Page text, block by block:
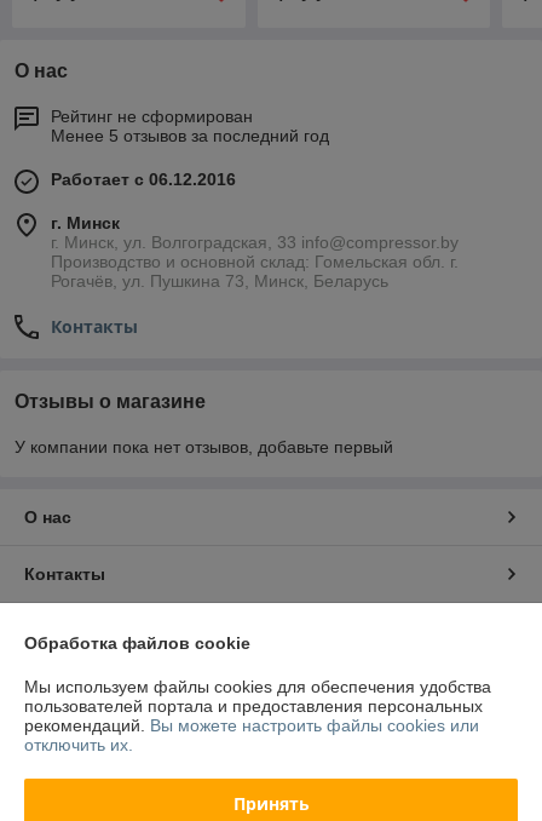
О нас
Рейтинг не сформирован
Менее 5 отзывов за последний год
Работает с 06.12.2016
г. Минск
г. Минск, ул. Волгоградская, 33 info@compressor.by
Производство и основной склад: Гомельская обл. г.
Рогачёв, ул. Пушкина 73, Минск, Беларусь
Контакты
Отзывы о магазине
У компании пока нет отзывов, добавьте первый
О нас
Контакты
Полная версия сайта
Политика обработки cookies
Сайт создан на платформе Deal.by
Обработка файлов cookie
Мы используем файлы cookies для обеспечения удобства
пользователей портала и предоставления персональных
рекомендаций. Вы можете настроить файлы cookies или
отключить их.
Принять